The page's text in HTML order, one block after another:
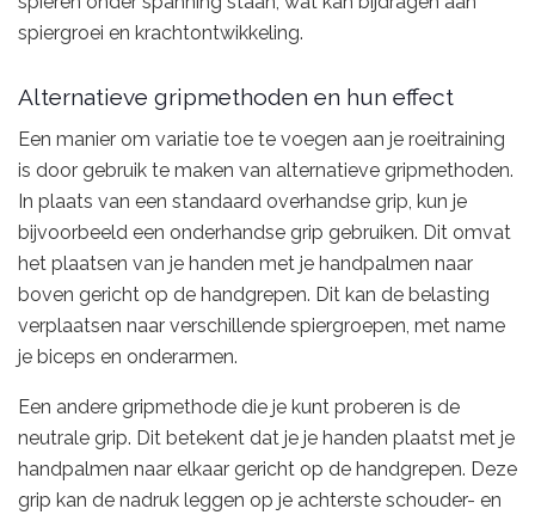
spiergroei en krachtontwikkeling.
Alternatieve gripmethoden en hun effect
Een manier om variatie toe te voegen aan je roeitraining
is door gebruik te maken van alternatieve gripmethoden.
In plaats van een standaard overhandse grip, kun je
bijvoorbeeld een onderhandse grip gebruiken. Dit omvat
het plaatsen van je handen met je handpalmen naar
boven gericht op de handgrepen. Dit kan de belasting
verplaatsen naar verschillende spiergroepen, met name
je biceps en onderarmen.
Een andere gripmethode die je kunt proberen is de
neutrale grip. Dit betekent dat je je handen plaatst met je
handpalmen naar elkaar gericht op de handgrepen. Deze
grip kan de nadruk leggen op je achterste schouder- en